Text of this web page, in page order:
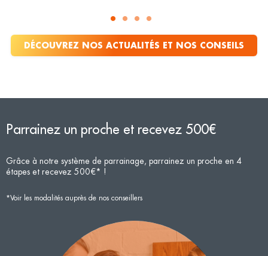
DÉCOUVREZ NOS ACTUALITÉS ET NOS CONSEILS
Parrainez un proche et recevez 500€
Grâce à notre système de parrainage, parrainez un proche en 4
étapes et recevez 500€* !
*Voir les modalités auprès de nos conseillers